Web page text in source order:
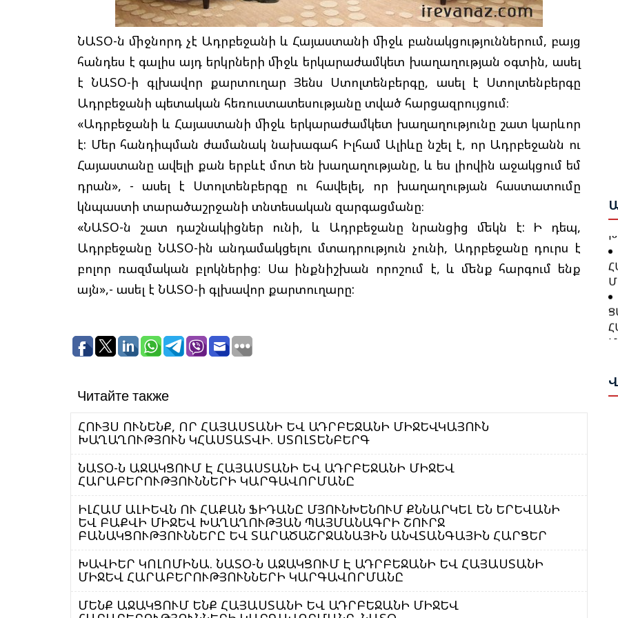
ՆԱՏՕ-ն միջնորդ չէ Ադրբեջանի և Հայաստանի միջև բանակցություններում, բայց
հանդես է գալիս այդ երկրների միջև երկարաժամկետ խաղաղության օգտին, ասել
է ՆԱՏՕ-ի գլխավոր քարտուղար Յենս Ստոլտենբերգը, ասել է Ստոլտենբերգը
Ադրբեջանի պետական հեռուստատեսությանը տված հարցազրույցում։
«Ադրբեջանի և Հայաստանի միջև երկարաժամկետ խաղաղությունը շատ կարևոր
է: Մեր հանդիպման ժամանակ նախագահ Իլհամ Ալիևը նշել է, որ Ադրբեջանն ու
Հայաստանը ավելի քան երբևէ մոտ են խաղաղությանը, և ես լիովին աջակցում եմ
դրան», - ասել է Ստոլտենբերգը ու հավելել, որ խաղաղության հաստատումը
կնպաստի տարածաշրջանի տնտեսական զարգացմանը։
«ՆԱՏՕ-ն շատ դաշնակիցներ ունի, և Ադրբեջանը նրանցից մեկն է: Ի դեպ,
Ադրբեջանը ՆԱՏՕ-ին անդամակցելու մտադրություն չունի, Ադրբեջանը դուրս է
բոլոր ռազմական բլոկներից: Սա ինքնիշխան որոշում է, և մենք հարգում ենք
այն»,- ասել է ՆԱՏՕ-ի գլխավոր քարտուղարը:
Читайте также
ՀՈՒՅՍ ՈՒՆԵՆՔ, ՈՐ ՀԱՅԱՍՏԱՆԻ ԵՎ ԱԴՐԲԵՋԱՆԻ ՄԻՋԵՎԿԱՅՈՒՆ
ԽԱՂԱՂՈՒԹՅՈՒՆ ԿՀԱՍՏԱՏՎԻ. ՍՏՈԼՏԵՆԲԵՐԳ
ՆԱՏՕ-Ն ԱՋԱԿՑՈՒՄ Է ՀԱՅԱՍՏԱՆԻ ԵՎ ԱԴՐԲԵՋԱՆԻ ՄԻՋԵՎ
ՀԱՐԱԲԵՐՈՒԹՅՈՒՆՆԵՐԻ ԿԱՐԳԱՎՈՐՄԱՆԸ
ԻԼՀԱՄ ԱԼԻԵՎՆ ՈՒ ՀԱՔԱՆ ՖԻԴԱՆԸ ՄՅՈՒՆԽԵՆՈՒՄ ՔՆՆԱՐԿԵԼ ԵՆ ԵՐԵՎԱՆԻ
ԵՎ ԲԱՔՎԻ ՄԻՋԵՎ ԽԱՂԱՂՈՒԹՅԱՆ ՊԱՅՄԱՆԱԳՐԻ ՇՈՒՐՋ
ԲԱՆԱԿՑՈՒԹՅՈՒՆՆԵՐԸ ԵՎ ՏԱՐԱԾԱՇՐՋԱՆԱՅԻՆ ԱՆՎՏԱՆԳԱՅԻՆ ՀԱՐՑԵՐ
ԽԱՎԻԵՐ ԿՈԼՈՄԻՆԱ. ՆԱՏՕ-Ն ԱՋԱԿՑՈՒՄ Է ԱԴՐԲԵՋԱՆԻ ԵՎ ՀԱՅԱՍՏԱՆԻ
ՄԻՋԵՎ ՀԱՐԱԲԵՐՈՒԹՅՈՒՆՆԵՐԻ ԿԱՐԳԱՎՈՐՄԱՆԸ
ՄԵՆՔ ԱՋԱԿՑՈՒՄ ԵՆՔ ՀԱՅԱՍՏԱՆԻ ԵՎ ԱԴՐԲԵՋԱՆԻ ՄԻՋԵՎ